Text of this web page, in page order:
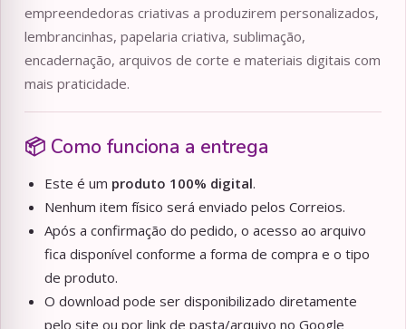
empreendedoras criativas a produzirem personalizados,
lembrancinhas, papelaria criativa, sublimação,
encadernação, arquivos de corte e materiais digitais com
mais praticidade.
📦 Como funciona a entrega
Este é um produto 100% digital.
Nenhum item físico será enviado pelos Correios.
Após a confirmação do pedido, o acesso ao arquivo
fica disponível conforme a forma de compra e o tipo
de produto.
O download pode ser disponibilizado diretamente
pelo site ou por link de pasta/arquivo no Google